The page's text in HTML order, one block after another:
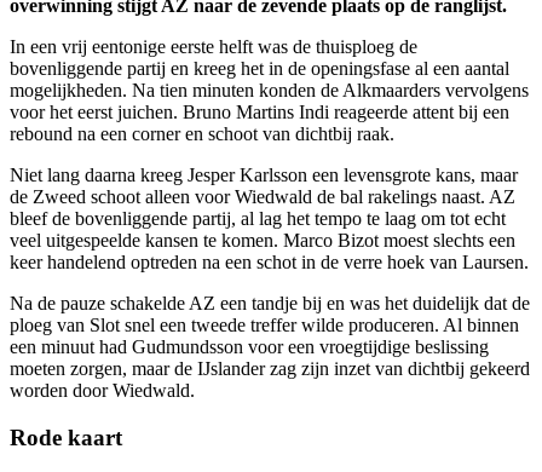
overwinning stijgt AZ naar de zevende plaats op de ranglijst.
In een vrij eentonige eerste helft was de thuisploeg de
bovenliggende partij en kreeg het in de openingsfase al een aantal
mogelijkheden. Na tien minuten konden de Alkmaarders vervolgens
voor het eerst juichen. Bruno Martins Indi reageerde attent bij een
rebound na een corner en schoot van dichtbij raak.
Niet lang daarna kreeg Jesper Karlsson een levensgrote kans, maar
de Zweed schoot alleen voor Wiedwald de bal rakelings naast. AZ
bleef de bovenliggende partij, al lag het tempo te laag om tot echt
veel uitgespeelde kansen te komen. Marco Bizot moest slechts een
keer handelend optreden na een schot in de verre hoek van Laursen.
Na de pauze schakelde AZ een tandje bij en was het duidelijk dat de
ploeg van Slot snel een tweede treffer wilde produceren. Al binnen
een minuut had Gudmundsson voor een vroegtijdige beslissing
moeten zorgen, maar de IJslander zag zijn inzet van dichtbij gekeerd
worden door Wiedwald.
Rode kaart